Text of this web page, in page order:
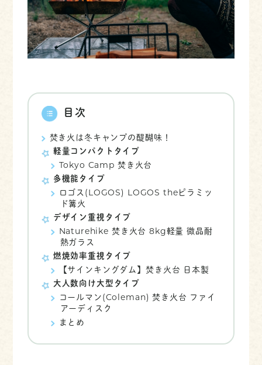
目次
焚き火は冬キャンプの醍醐味！
軽量コンパクトタイプ
Tokyo Camp 焚き火台
多機能タイプ
ロゴス(LOGOS) LOGOS theピラミッ
ド篝火
デザイン重視タイプ
Naturehike 焚き火台 8kg軽量 微晶耐
熱ガラス
燃焼効率重視タイプ
【サインキングダム】焚き火台 日本製
大人数向け大型タイプ
コールマン(Coleman) 焚き火台 ファイ
アーディスク
まとめ